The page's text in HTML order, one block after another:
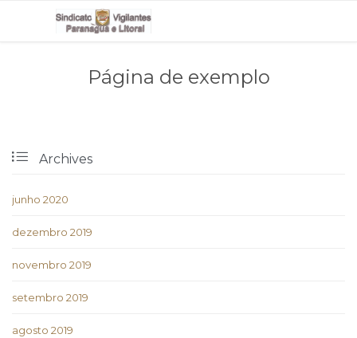
Página de exemplo
 Archives
junho 2020
dezembro 2019
novembro 2019
setembro 2019
agosto 2019